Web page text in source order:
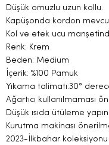
Düşük omuzlu uzun kollu.
Kapüşonda kordon
Kol ve etek ucu
Renk: Krem
Beden: Medium
İçerik: %100 Pamuk
Yıkama talimatı:30°
Ağartıcı kullanılmaması
Düşük ısıda ütüleme
Kurutma makinası
2023-İlkbahar koleksiyonu